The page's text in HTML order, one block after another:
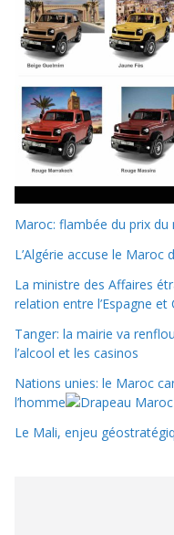
Maroc: flambée du prix du
L’Algérie accuse le Maroc
La ministre des Affaires
relation entre l’Espagne et
Tanger: la mairie va
l’alcool et les casinos
Nations unies: le Maroc
l’homme
Le Mali, enjeu